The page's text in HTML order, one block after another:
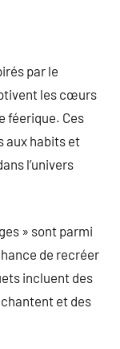
par le
les cœurs
féerique. Ces
aux habits et
l’univers
» sont parmi
de recréer
incluent des
et des